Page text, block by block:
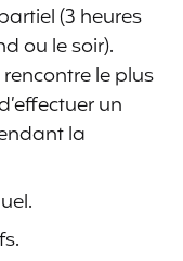
(3 heures
ou le soir).
le plus
un
la